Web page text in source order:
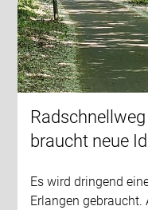
braucht neue
Es wird dringend
Erlangen gebraucht.